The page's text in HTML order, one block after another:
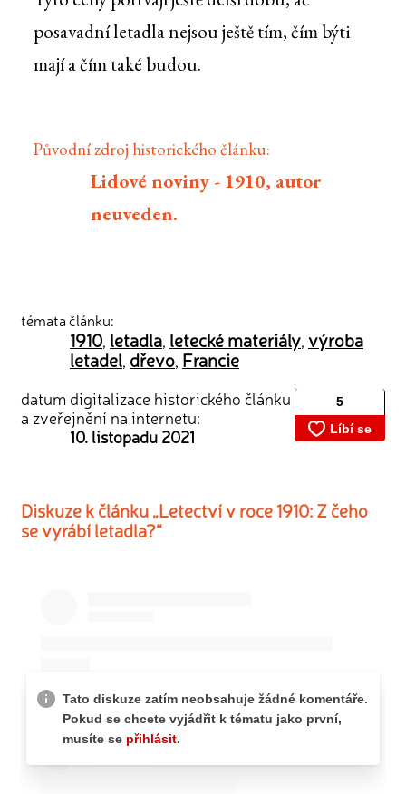
posavadní letadla nejsou ještě tím, čím býti
mají a čím také budou.
Původní zdroj historického článku:
Lidové noviny - 1910, autor
neuveden.
témata článku:
1910, letadla, letecké materiály, výroba
letadel, dřevo, Francie
datum digitalizace historického článku
a zveřejnění na internetu:
10. listopadu 2021
Diskuze k článku „Letectví v roce 1910: Z čeho
se vyrábí letadla?“